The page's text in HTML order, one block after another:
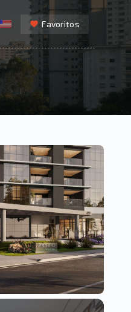
Favoritos